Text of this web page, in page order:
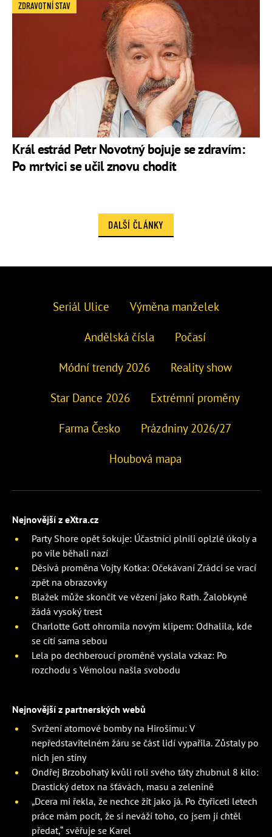
Král estrád Petr Novotný bojuje se zdravím:
Po mrtvici se učil znovu chodit
ZDRAVOTNÍ STAV
DALŠÍ ČLÁNKY
Seriál Ulice Výměna manželek
Andělská čísla Počasí
Módní trendy 2026 Reality show
Star Dance 2026 Extrémní proměny
Farma Česko Prázdniny 2026/27
Houbová mapa
Nejnovější z eXtra.cz
Party Shore opět šokuje: Účastníci plnili oplzlé úkoly a
po vile běhali nazí
Děsivá proměna Vojty Kotka: Očekávaní Zrádci se vrací
zpět na obrazovky
Blažek může skončit ve vězení jako Rath. Žalobkyně
žádá vysoký trest
Charlotte Gott ohromila novým klipem: Odhalila, kde
se cítí sama sebou
Lela po dechberoucí proměně vyslala vzkaz: Po
rozchodu s Vémolou našla svobodu
Nejnovější z partnerských webů
Svržení atomové bomby na Hirošimu: V
nepředstavitelném žáru se část lidí vypařila. Zůstaly po
nich jen stíny
Ondřej Brzobohatý kvůli roli svého táty zhubnul 8 kilo:
Drastický detox na šťávách, masu a zelenině
„Dcera mi řekla, že nechce žít jako já. Po čtyřiceti letech
práce mám pocit, že si neváží toho, co jsem jí chtěl
předat,“ svěřuje se Karel